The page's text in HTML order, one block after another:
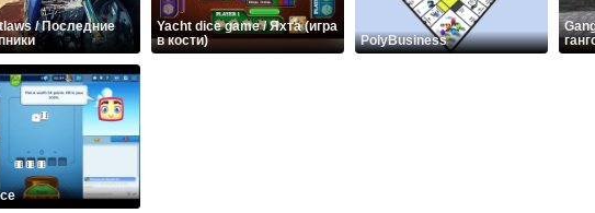
/ Последние
Yacht dice game / Яхта (игра
в кости)
PolyBusiness